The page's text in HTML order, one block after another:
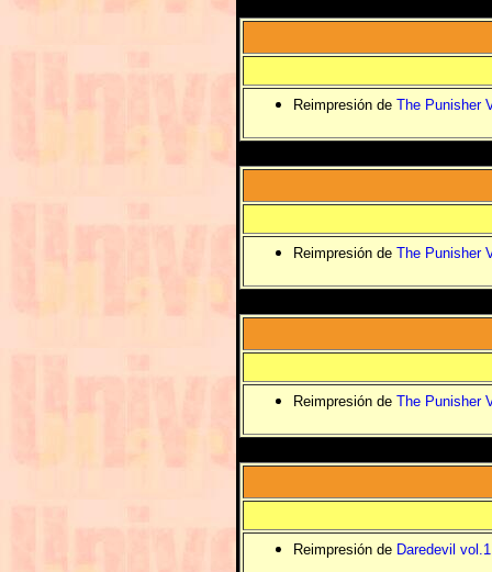
Reimpresión de The Punisher
Reimpresión de The Punisher
Reimpresión de The Punisher
Reimpresión de Daredevil